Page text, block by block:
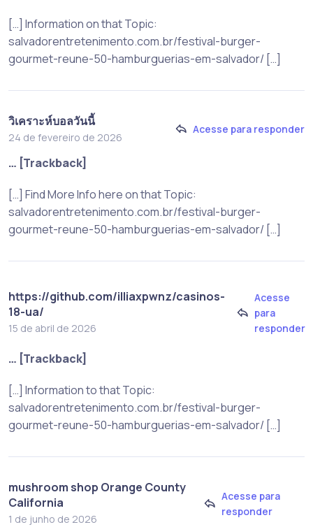
[…] Information on that Topic:
salvadorentretenimento.com.br/festival-burger-
gourmet-reune-50-hamburguerias-em-salvador/ […]
วิเคราะห์บอลวันนี้
24 de fevereiro de 2026
Acesse para responder
… [Trackback]
[…] Find More Info here on that Topic:
salvadorentretenimento.com.br/festival-burger-
gourmet-reune-50-hamburguerias-em-salvador/ […]
https://github.com/illiaxpwnz/casinos-
18-ua/
15 de abril de 2026
Acesse
para
responder
… [Trackback]
[…] Information to that Topic:
salvadorentretenimento.com.br/festival-burger-
gourmet-reune-50-hamburguerias-em-salvador/ […]
mushroom shop Orange County
California
1 de junho de 2026
Acesse para
responder